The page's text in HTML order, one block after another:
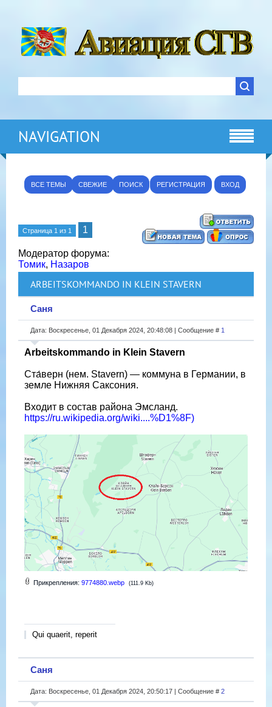
NAVIGATION
ВСЕ ТЕМЫ СВЕЖИЕ ПОИСК РЕГИСТРАЦИЯ ВХОД
Страница 1 из 1 1
Модератор форума:
Томик, Назаров
ARBEITSKOMMANDO IN KLEIN STAVERN
Саня
Дата: Воскресенье, 01 Декабря 2024, 20:48:08 | Сообщение # 1
Arbeitskommando in Klein Stavern
Ста́верн (нем. Stavern) — коммуна в Германии, в
земле Нижняя Саксония.
Входит в состав района Эмсланд.
https://ru.wikipedia.org/wiki....%D1%8F)
Прикрепления: 9774880.webp (111.9 Kb)
Qui quaerit, reperit
Саня
Дата: Воскресенье, 01 Декабря 2024, 20:50:17 | Сообщение # 2